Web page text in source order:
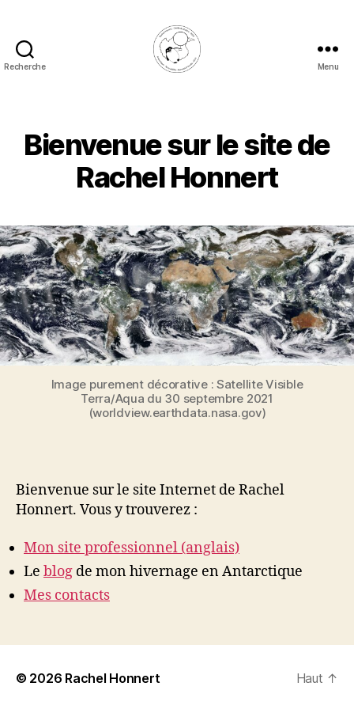
Recherche Menu
Bienvenue sur le site de
Rachel Honnert
Image purement décorative : Satellite Visible
Terra/Aqua du 30 septembre 2021
(worldview.earthdata.nasa.gov)
Bienvenue sur le site Internet de Rachel
Honnert. Vous y trouverez :
Mon site professionnel (anglais)
Le blog de mon hivernage en Antarctique
Mes contacts
© 2026 Rachel Honnert Haut ↑